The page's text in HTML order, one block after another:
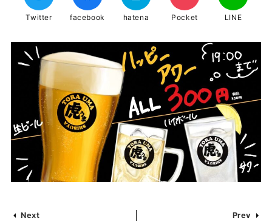
Twitter facebook hatena Pocket LINE
Next
Prev